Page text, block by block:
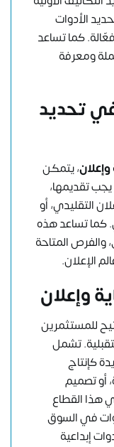
الأدوات
فعّالة. كما تساعد
ومعرفة
تحديد
، يتمكن
تقديمها،
التقليدي، أو
كما تساعد هذه
المتاحة
الإعلان.
وإعلان
للمستثمرين
تشمل
كإنتاج
أو تصميم
هذا القطاع
في السوق
إبداعية